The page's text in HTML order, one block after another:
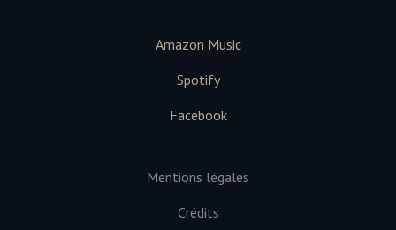
Amazon Music
Spotify
Facebook
Mentions légales
Crédits